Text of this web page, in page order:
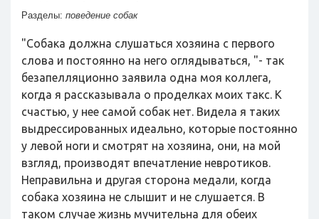
Разделы: поведение собак
"Собака должна слушаться хозяина с первого
слова и постоянно на него оглядываться, "- так
безапелляционно заявила одна моя коллега,
когда я рассказывала о проделках моих такс. К
счастью, у нее самой собак нет. Видела я таких
выдрессированных идеально, которые постоянно
у левой ноги и смотрят на хозяина, они, на мой
взгляд, производят впечатление невротиков.
Неправильна и другая сторона медали, когда
собака хозяина не слышит и не слушается. В
таком случае жизнь мучительна для обеих